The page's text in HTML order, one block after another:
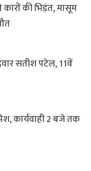
कारों की भिड़ंत, मासूम
सतीश पटेल, 11वें
कार्यवाही 2 बजे तक